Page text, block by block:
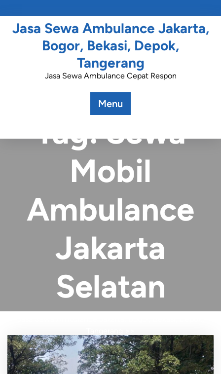
Jasa Sewa Ambulance Jakarta,
Bogor, Bekasi, Depok,
Tangerang
Jasa Sewa Ambulance Cepat Respon
Menu
Tag:Sewa
Mobil
Ambulance
Jakarta
Selatan